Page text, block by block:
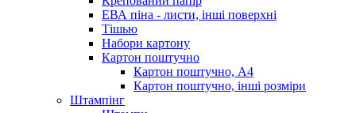
ЕВА піна - листи, інші поверхні
Тішью
Набори картону
Картон поштучно
Картон поштучно, А4
Картон поштучно, інші розміри
Штампінг